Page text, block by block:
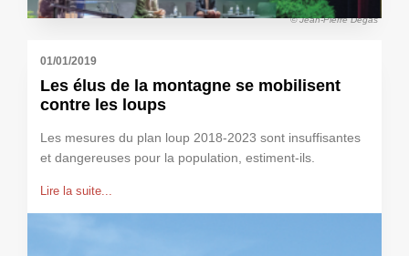
© Jean-Pierre Degas
01/01/2019
Les élus de la montagne se mobilisent
contre les loups
Les mesures du plan loup 2018-2023 sont insuffisantes
et dangereuses pour la population, estiment-ils.
Lire la suite...